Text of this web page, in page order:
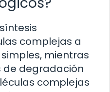
complejas a
mientras
de degradación
complejas